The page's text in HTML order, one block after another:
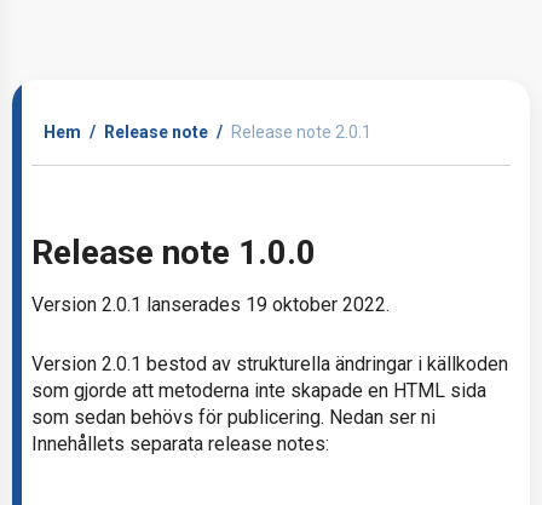
Hem / Release note / Release note 2.0.1
Release note 1.0.0
Version 2.0.1 lanserades 19 oktober 2022.
Version 2.0.1 bestod av strukturella ändringar i källkoden
som gjorde att metoderna inte skapade en HTML sida
som sedan behövs för publicering. Nedan ser ni
Innehållets separata release notes: